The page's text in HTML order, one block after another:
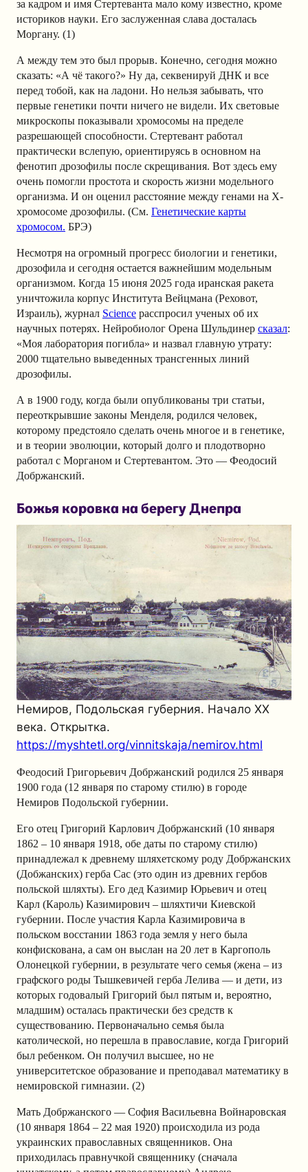
за кадром и имя Стертеванта мало кому известно, кроме
историков науки. Его заслуженная слава досталась
Моргану. (1)
А между тем это был прорыв. Конечно, сегодня можно
сказать: «А чё такого?» Ну да, секвенируй ДНК и все
перед тобой, как на ладони. Но нельзя забывать, что
первые генетики почти ничего не видели. Их световые
микроскопы показывали хромосомы на пределе
разрешающей способности. Стертевант работал
практически вслепую, ориентируясь в основном на
фенотип дрозофилы после скрещивания. Вот здесь ему
очень помогли простота и скорость жизни модельного
организма. И он оценил расстояние между генами на X-
хромосоме дрозофилы. (См. Генетические карты
хромосом. БРЭ)
Несмотря на огромный прогресс биологии и генетики,
дрозофила и сегодня остается важнейшим модельным
организмом. Когда 15 июня 2025 года иранская ракета
уничтожила корпус Института Вейцмана (Реховот,
Израиль), журнал Science расспросил ученых об их
научных потерях. Нейробиолог Орена Шульдинер сказал:
«Моя лаборатория погибла» и назвал главную утрату:
2000 тщательно выведенных трансгенных линий
дрозофилы.
А в 1900 году, когда были опубликованы три статьи,
переоткрывшие законы Менделя, родился человек,
которому предстояло сделать очень многое и в генетике,
и в теории эволюции, который долго и плодотворно
работал с Морганом и Стертевантом. Это — Феодосий
Добржанский.
Божья коровка на берегу Днепра
Немиров, Подольская губерния. Начало XX
века. Открытка.
https://myshtetl.org/vinnitskaja/nemirov.html
Феодосий Григорьевич Добржанский родился 25 января
1900 года (12 января по старому стилю) в городе
Немиров Подольской губернии.
Его отец Григорий Карлович Добржанский (10 января
1862 – 10 января 1918, обе даты по старому стилю)
принадлежал к древнему шляхетскому роду Добржанских
(Добжанских) герба Сас (это один из древних гербов
польской шляхты). Его дед Казимир Юрьевич и отец
Карл (Кароль) Казимирович – шляхтичи Киевской
губернии. После участия Карла Казимировича в
польском восстании 1863 года земля у него была
конфискована, а сам он выслан на 20 лет в Каргополь
Олонецкой губернии, в результате чего семья (жена – из
графского роды Тышкевичей герба Лелива — и дети, из
которых годовалый Григорий был пятым и, вероятно,
младшим) осталась практически без средств к
существованию. Первоначально семья была
католической, но перешла в православие, когда Григорий
был ребенком. Он получил высшее, но не
университетское образование и преподавал математику в
немировской гимназии. (2)
Мать Добржанского — София Васильевна Войнаровская
(10 января 1864 – 22 мая 1920) происходила из рода
украинских православных священников. Она
приходилась правнучкой священнику (сначала